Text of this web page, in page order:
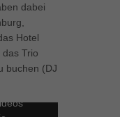
dabei
Hotel
Trio
buchen (DJ
Publishern verwendet,
dies, indem sie